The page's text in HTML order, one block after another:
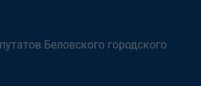
Беловского городского